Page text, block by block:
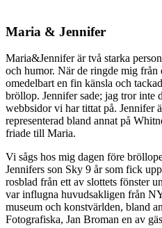
Maria & Jennifer
Maria&Jennifer är två starka
och humor. När de ringde mig
omedelbart en fin känsla och
bröllop. Jennifer sade; jag tror inte
webbsidor vi har tittat på. Jennifer
representerad bland annat på
friade till Maria.
Vi sågs hos mig dagen före
Jennifers son Sky 9 år som fick
rosblad från ett av slottets fönster
var influgna huvudsakligen från
museum och konstvärlden, bland
Fotografiska, Jan Broman en av